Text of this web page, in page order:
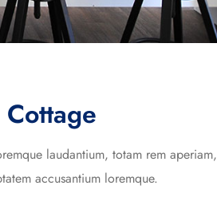
laudantium, totam rem aperiam,
accusantium loremque.